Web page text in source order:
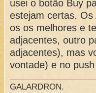
usei o botão Buy
estejam certas.
os os melhores e
adjacentes, outro
adjacentes), mas
vontade) e no
GALARDRON.